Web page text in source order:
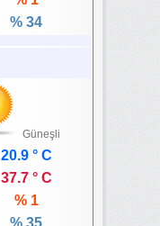
% 34
Güneşli
20.9 ° C
37.7 ° C
% 1
% 35